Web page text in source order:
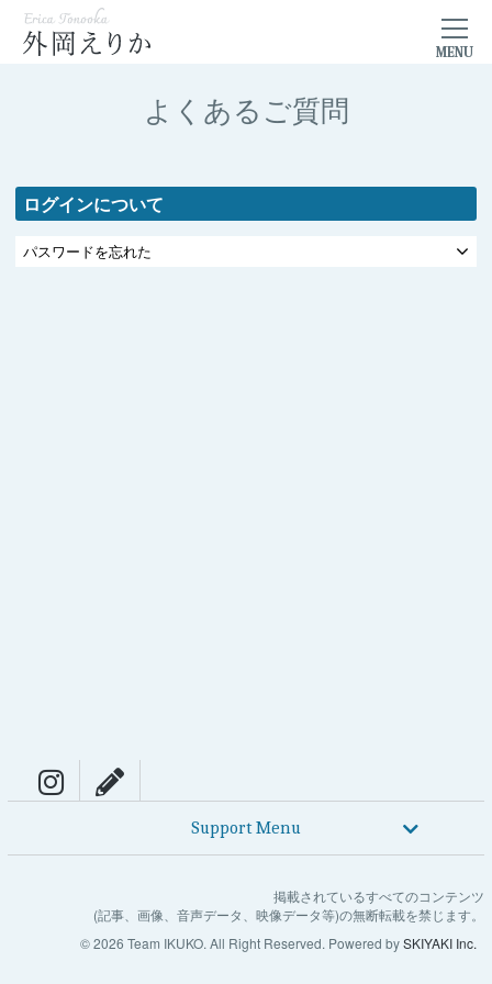
よくあるご質問
ログインについて
パスワードを忘れた
Support Menu
掲載されているすべてのコンテンツ
(記事、画像、音声データ、映像データ等)の無断転載を禁じます。
© 2026 Team IKUKO. All Right Reserved. Powered bySKIYAKI Inc.